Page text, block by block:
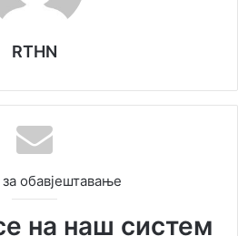
RTHN
обавјештавање
на наш систем